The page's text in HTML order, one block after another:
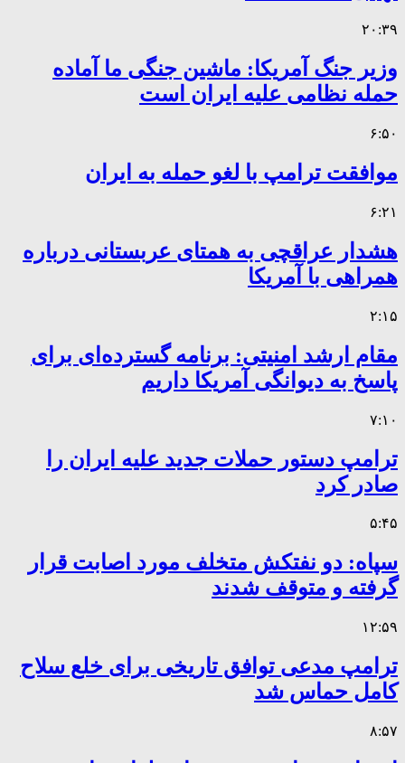
۲۰:۳۹
وزیر جنگ آمریکا: ماشین جنگی ما آماده
حمله نظامی علیه ایران است
۶:۵۰
موافقت ترامپ با لغو حمله به ایران
۶:۲۱
هشدار عراقچی به همتای عربستانی درباره
همراهی با آمریکا
۲:۱۵
مقام ارشد امنیتی: برنامه گسترده‌ای برای
پاسخ به دیوانگی آمریکا داریم
۷:۱۰
ترامپ دستور حملات جدید علیه ایران را
صادر کرد
۵:۴۵
سپاه: دو نفتکش متخلف مورد اصابت قرار
گرفته و متوقف شدند
۱۲:۵۹
ترامپ مدعی توافق تاریخی برای خلع سلاح
کامل حماس شد
۸:۵۷